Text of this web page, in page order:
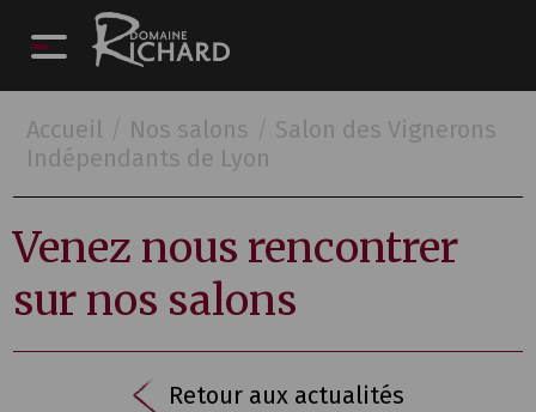
Accueil / Nos salons / Salon des Vignerons
Indépendants de Lyon
Venez nous rencontrer
sur nos salons
Retour aux actualités